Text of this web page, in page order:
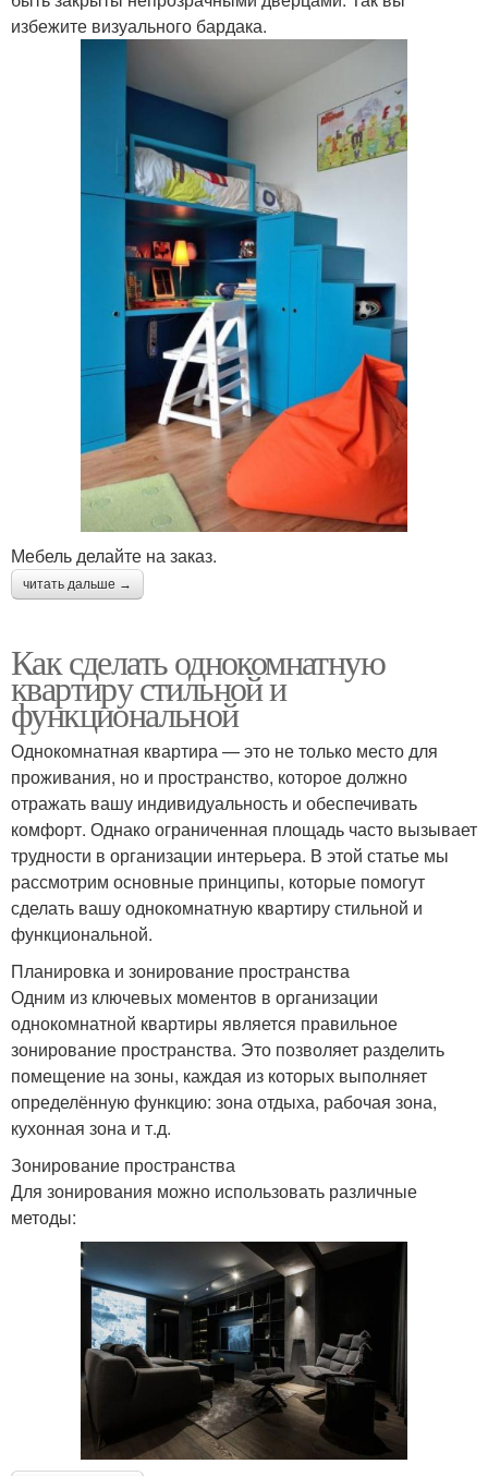
избежите визуального бардака.
Мебель делайте на заказ.
читать дальше →
Как сделать однокомнатную
квартиру стильной и
функциональной
Однокомнатная квартира — это не только место для
проживания, но и пространство, которое должно
отражать вашу индивидуальность и обеспечивать
комфорт. Однако ограниченная площадь часто вызывает
трудности в организации интерьера. В этой статье мы
рассмотрим основные принципы, которые помогут
сделать вашу однокомнатную квартиру стильной и
функциональной.
Планировка и зонирование пространства
Одним из ключевых моментов в организации
однокомнатной квартиры является правильное
зонирование пространства. Это позволяет разделить
помещение на зоны, каждая из которых выполняет
определённую функцию: зона отдыха, рабочая зона,
кухонная зона и т.д.
Зонирование пространства
Для зонирования можно использовать различные
методы: